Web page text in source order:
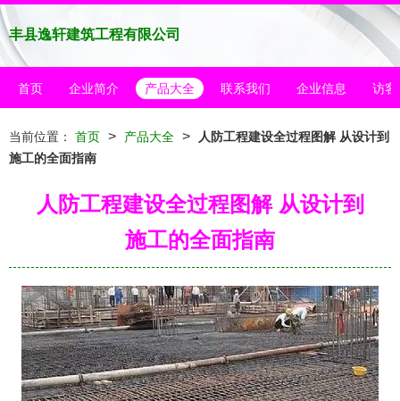
丰县逸轩建筑工程有限公司
首页 企业简介 产品大全 联系我们 企业信息 访客
当前位置： 首页 > 产品大全 >
人防工程建设全过程图解 从设计到
施工的全面指南
人防工程建设全过程图解 从设计到
施工的全面指南